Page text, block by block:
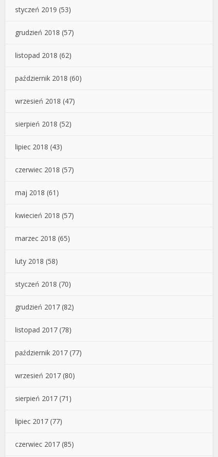
styczeń 2019 (53)
grudzień 2018 (57)
listopad 2018 (62)
październik 2018 (60)
wrzesień 2018 (47)
sierpień 2018 (52)
lipiec 2018 (43)
czerwiec 2018 (57)
maj 2018 (61)
kwiecień 2018 (57)
marzec 2018 (65)
luty 2018 (58)
styczeń 2018 (70)
grudzień 2017 (82)
listopad 2017 (78)
październik 2017 (77)
wrzesień 2017 (80)
sierpień 2017 (71)
lipiec 2017 (77)
czerwiec 2017 (85)